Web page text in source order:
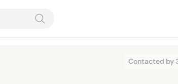
Contacted by